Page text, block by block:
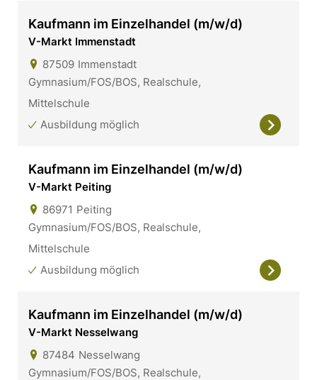
Kaufmann im Einzelhandel (m/w/d)
V-Markt Immenstadt
87509 Immenstadt
Gymnasium/FOS/BOS, Realschule,
Mittelschule
Ausbildung möglich
Kaufmann im Einzelhandel (m/w/d)
V-Markt Peiting
86971 Peiting
Gymnasium/FOS/BOS, Realschule,
Mittelschule
Ausbildung möglich
Kaufmann im Einzelhandel (m/w/d)
V-Markt Nesselwang
87484 Nesselwang
Gymnasium/FOS/BOS, Realschule,